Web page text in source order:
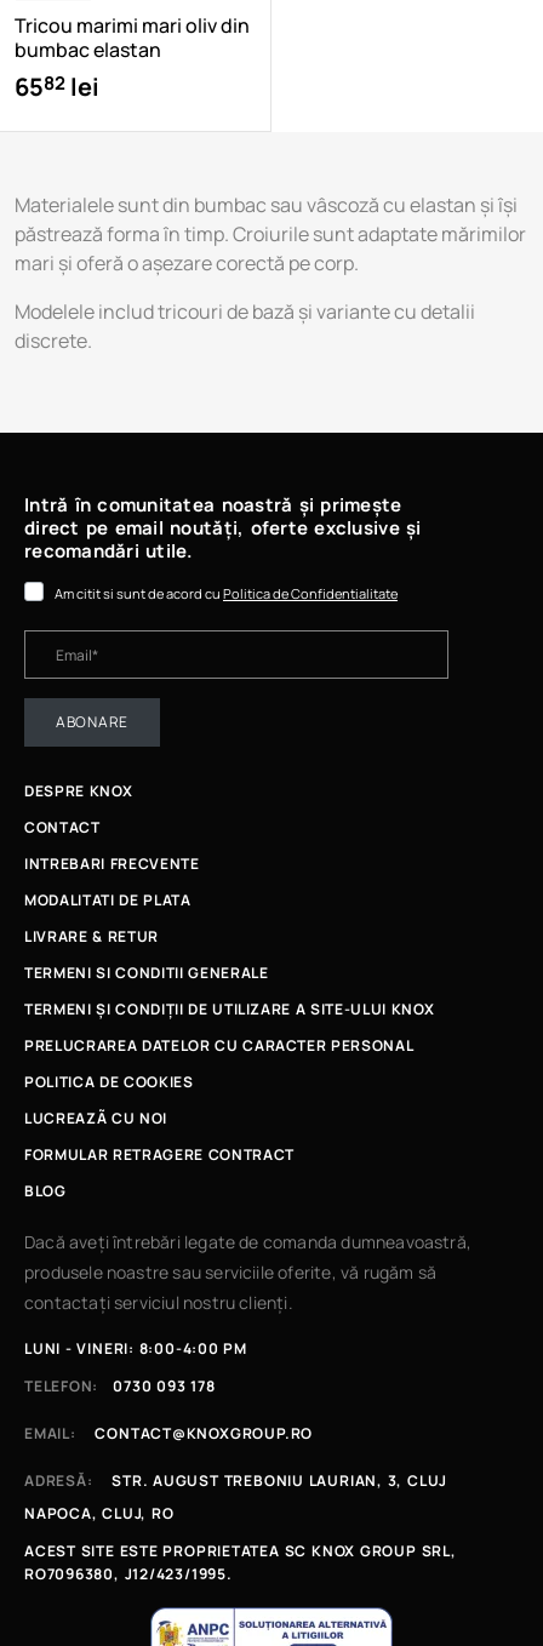
Tricou marimi mari oliv din
bumbac elastan
6582 lei
Materialele sunt din bumbac sau vâscoză cu elastan și își
păstrează forma în timp. Croiurile sunt adaptate mărimilor
mari și oferă o așezare corectă pe corp.
Modelele includ tricouri de bază și variante cu detalii
discrete.
Intră în comunitatea noastră și primește
direct pe email noutăți, oferte exclusive și
recomandări utile.
Am citit si sunt de acord cu Politica de Confidentialitate
ABONARE
DESPRE KNOX
CONTACT
INTREBARI FRECVENTE
MODALITATI DE PLATA
LIVRARE & RETUR
TERMENI SI CONDITII GENERALE
TERMENI ȘI CONDIȚII DE UTILIZARE A SITE-ULUI KNOX
PRELUCRAREA DATELOR CU CARACTER PERSONAL
POLITICA DE COOKIES
LUCREAZÃ CU NOI
FORMULAR RETRAGERE CONTRACT
BLOG
Dacă aveți întrebări legate de comanda dumneavoastră,
produsele noastre sau serviciile oferite, vă rugăm să
contactați serviciul nostru clienți.
LUNI - VINERI: 8:00-4:00 PM
TELEFON:
0730 093 178
EMAIL: CONTACT@KNOXGROUP.RO
ADRESĂ:
STR. AUGUST TREBONIU LAURIAN, 3, CLUJ
NAPOCA, CLUJ, RO
ACEST SITE ESTE PROPRIETATEA SC KNOX GROUP SRL,
RO7096380, J12/423/1995.